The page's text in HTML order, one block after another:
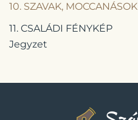
10. SZAVAK, MOCCANÁSOK
11. CSALÁDI FÉNYKÉP
Jegyzet